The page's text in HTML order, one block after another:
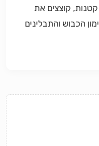
קוצצים את
הכבוש והתבלינים